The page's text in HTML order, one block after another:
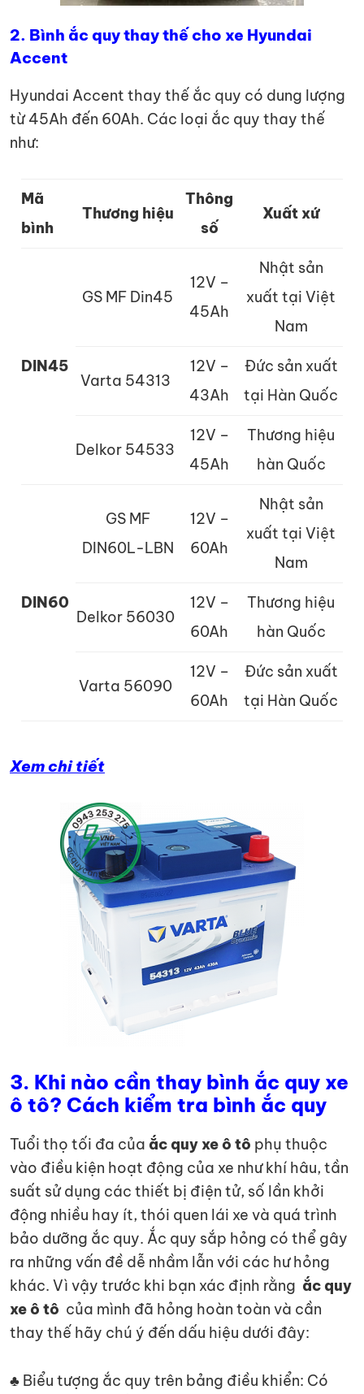
2. Bình ắc quy thay thế cho xe Hyundai
Accent
Hyundai Accent thay thế ắc quy có dung lượng
từ 45Ah đến 60Ah. Các loại ắc quy thay thế
như:
Mã
bình
Thương hiệu
Thông
số
Xuất xứ
DIN45
GS MF Din45
12V –
45Ah
Nhật sản
xuất tại Việt
Nam
Varta 54313
12V –
43Ah
Đức sản xuất
tại Hàn Quốc
Delkor 54533
12V –
45Ah
Thương hiệu
hàn Quốc
DIN60
GS MF
DIN60L-LBN
12V –
60Ah
Nhật sản
xuất tại Việt
Nam
Delkor 56030
12V –
60Ah
Thương hiệu
hàn Quốc
Varta 56090
12V –
60Ah
Đức sản xuất
tại Hàn Quốc
Xem chi tiết
3. Khi nào cần thay bình ắc quy xe
ô tô? Cách kiểm tra bình ắc quy
Tuổi thọ tối đa của ắc quy xe ô tô phụ thuộc
vào điều kiện hoạt động của xe như khí hâu, tần
suất sử dụng các thiết bị điện tử, số lần khởi
động nhiều hay ít, thói quen lái xe và quá trình
bảo dưỡng ắc quy. Ắc quy sắp hỏng có thể gây
ra những vấn đề dễ nhầm lẫn với các hư hỏng
khác. Vì vậy trước khi bạn xác định rằng ắc quy
xe ô tô của mình đã hỏng hoàn toàn và cần
thay thế hãy chú ý đến dấu hiệu dưới đây:
♣ Biểu tượng ắc quy trên bảng điều khiển: Có